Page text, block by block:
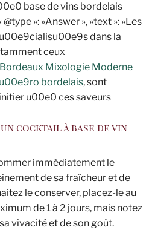
base de vins bordelais
»: »Answer », »text »: »Les
dans la
ceux
Bordeaux Mixologie Moderne
bordelais, sont
u00e0 ces saveurs
cocktail à base de vin
immédiatement le
de sa fraîcheur et de
le conserver, placez-le au
de 1 à 2 jours, mais notez
vivacité et de son goût.